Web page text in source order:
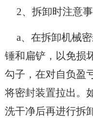
2、拆卸时注意
a、在拆卸机械
锤和扁铲，以免损
勾子，在对自负盈
将密封装置拉出。
洗干净后再进行拆